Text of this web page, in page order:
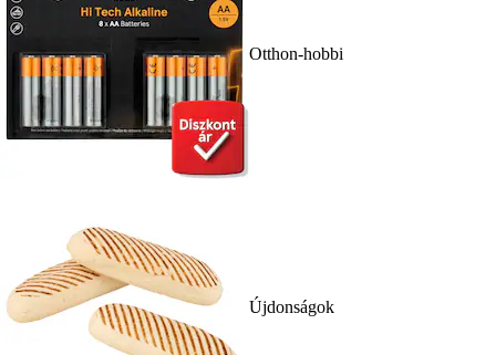
Otthon-hobbi
Újdonságok